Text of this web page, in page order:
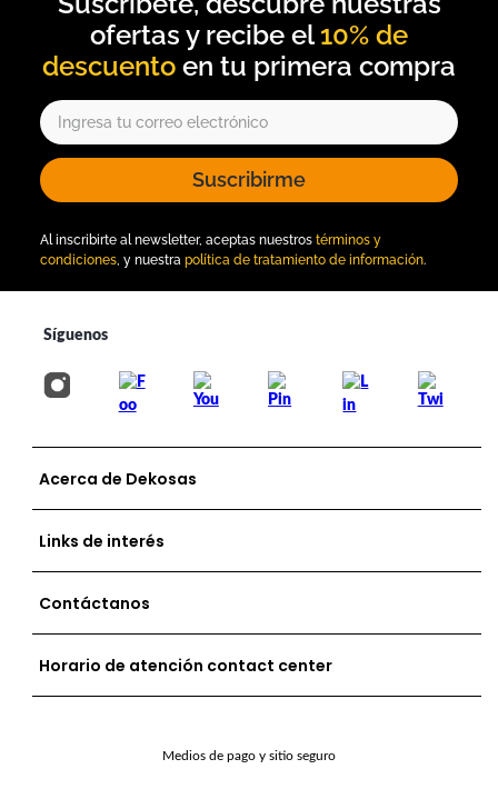
10% de
descuento
Suscribirme
Al inscribirte al newsletter, aceptas nuestros términos y
condiciones, y nuestra política de tratamiento de información.
Acerca de Dekosas
Links de interés
Contáctanos
Horario de atención contact center
Medios de pago y sitio seguro